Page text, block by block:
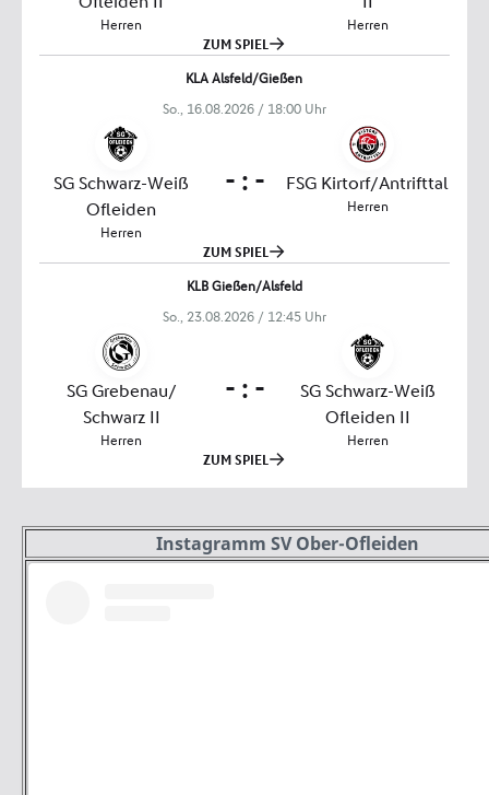
Instagramm SV Ober-Ofleiden